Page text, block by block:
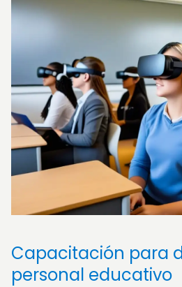
Capacitación para
personal educativo